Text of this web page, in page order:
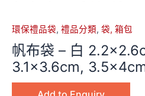
環保禮品袋, 禮品分類, 袋, 箱包
帆布袋 – 白
3.1×3.6cm,